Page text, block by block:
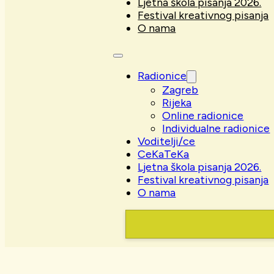
Festival kreativnog pisanja
O nama
Radionice
Zagreb
Rijeka
Online radionice
Individualne radionice
Voditelji/ce
CeKaTeKa
Ljetna škola pisanja 2026.
Festival kreativnog pisanja
O nama